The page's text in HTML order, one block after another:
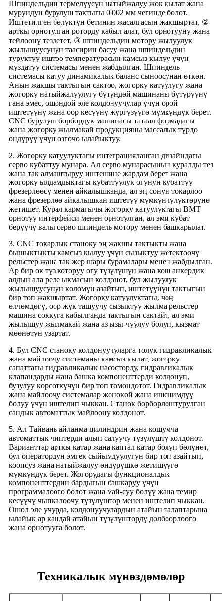
Шпиндельдин термелүүсүн натыйжалуу жок кылат жана
мурундун бурулуш тактыгы 0,002 мм чегинде болот.
Иштетилген бөлүктүн бетинин жасалгасын жакшыртат, ②
арткы орнотулган роторду кабыл алат, бул орнотууну жана
тейлөөнү тездетет, ③ шпиндельдин мотору жылуулук
жылышуусунун таасирин басуу жана шпиндельдин
туруктуу иштөө температурасын камсыз кылуу үчүн
муздатуу системасы менен жабдылган. Шпиндель
системасы катуу динамикалык баланс сыноосунан өткөн.
Анын жакшы тактыгын сактоо, жогорку катуулугу жана
жогорку натыйжалуулугу бүтүндөй машинаны бүтүрүүнү
гана эмес, ошондой эле колдонуучулар үчүн орой
иштетүүнү жана оор кесүүнү жүргүзүүгө мүмкүндүк берет.
CNC бурулуш борбордук машинасы татаал формадагы
жана жогорку жылмакай продукцияны массалык түрдө
өндүрүү үчүн өзгөчө ылайыктуу.
2. Жогорку катуулуктагы интеграцияланган дизайндагы
серво кубаттуу мунара. Ал серво мунарасынын куралды тез
жана так алмаштыруу иштешине жардам берет жана
жогорку ылдамдыктагы кубаттуулук огунун кубаттуу
фрезерлөөсү менен айкалышканда, ал эң сонун токарлоо
жана фрезерлөө айкалышкан иштетүү мүмкүнчүлүктөрүнө
жетишет. Курал кармагычы жогорку катуулуктагы BMT
орнотуу интерфейси менен орнотулган, ал эми кубат
берүүчү валы серво шпиндель мотору менен башкарылат.
3. CNC токарлык станоку эң жакшы тактыкты жана
бышыктыкты камсыз кылуу үчүн сызыктуу жетектөөчү
рельстер жана так жер шары бурамалары менен жабдылган.
Ар бир ок түз которуу огу түзүлүшүн жана кош анкердик
алдын ала реле ыкмасын колдонот, бул жылуулук
жылышуусунун көлөмүн азайтып, иштетүүнүн тактыгын
бир топ жакшыртат. Жогорку катуулуктагы, чоң
өлчөмдөгү, оор жүк ташуучу сызыктуу жылма рельстер
машина соккуга кабылганда тактыгын сактайт, ал эми
жылышуу жылмакай жана аз ызы-чуулуу болуп, кызмат
мөөнөтүн узартат.
4. Бул CNC станоку колдонуучуларга толук гидравликалык
жана майлоочу системаны камсыз кылат, жогорку
сапаттагы гидравликалык насосторду, гидравликалык
клапандарды жана башка компоненттерди колдонуп,
бузулуу көрсөткүчүн бир топ төмөндөтөт. Гидравликалык
жана майлоочу системалар жөнөкөй жана ишенимдүү
болуу үчүн иштелип чыккан. Станок борборлоштурулган
сандык автоматтык майлоону колдонот.
5. Ал Тайвань айланма цилиндрин жана кошумча
автоматтык чиптерди алып салуучу түзүлүштү колдонот.
Варианттар арткы катар жана каптал катар болуп бөлүнөт,
бул оператордун эмгек сыйымдуулугун бир топ азайтып,
коопсуз жана натыйжалуу өндүрүшкө жетишүүгө
мүмкүндүк берет. Жогорудагы функционалдык
компоненттердин бардыгын башкаруу үчүн
программалоого болот жана май-суу бөлүү жана темир
кесүүчү чыпкалоочу түзүлүштөр менен иштелип чыккан.
Ошол эле учурда, колдонуучулардын атайын талаптарына
ылайык ар кандай атайын түзүлүштөрдү долбоорлоого
жана орнотууга болот.
Техникалык мүнөздөмөлөр